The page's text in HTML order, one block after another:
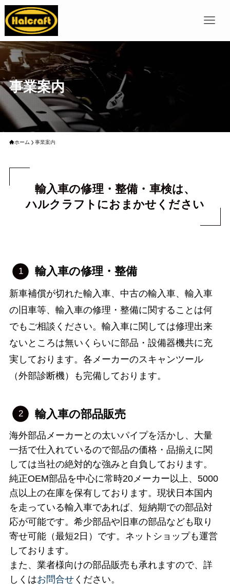
事業案内
ホーム 事業案内
輸入車の修理・整備・車検は、
ハルクラフトにおまかせください
輸入車の修理・整備
新車補償が切れた輸入車、中古の輸入車、輸入車
の旧車等、輸入車の修理・整備に関することは何
でもご相談ください。輸入車に関しては修理出来
ないところは無いくらいに部品・設備器機共に充
実しております。各メーカーのスキャンツール
（外部診断機）も完備しております。
輸入車の部品販売
海外部品メーカーとの太いパイプを活かし、大量
一括で仕入れているので部品の価格・品揃えに関
しては当社の絶対的な強みと自負しております。
純正OEM部品を中心に常時20メーカー以上、5000
点以上の在庫を保有しております。現状日本国内
を走っている輸入車であれば、短納期での部品対
応が可能です。希少部品や旧車の部品なども取り
寄せ可能（最短2日）です。ネットショップも運営
しております。
また、業者様向けの部品販売も承れますので、詳
しくはお問合せください。